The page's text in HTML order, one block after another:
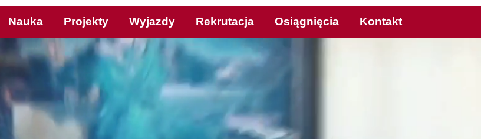
Nauka Projekty Wyjazdy Rekrutacja Osiągnięcia Kontakt